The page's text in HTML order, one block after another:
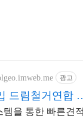
광고
드림철거연합
문
템을 통한 빠른견